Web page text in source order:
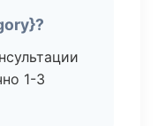
1-3